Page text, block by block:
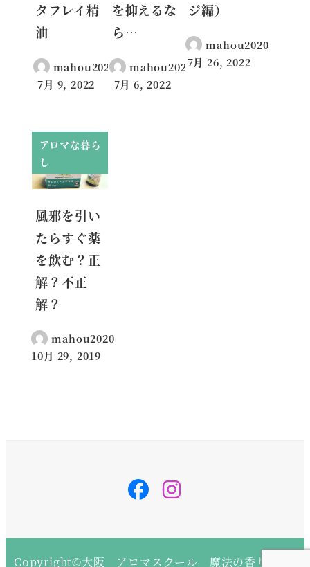
タフレイ精
油
mahou2020
投稿日
7月 9, 2022
を抑えるな
ら…
mahou2020
投稿日
7月 6, 2022
ジ編）
mahou2020
投稿日
7月 26, 2022
アロマな暮ら
し
風邪を引い
たらすぐ薬
を飲む？正
解？不正
解？
mahou2020
投稿日
10月 29, 2019
svg-
inline
–
14 14
Copyright©大阪 アロマスクール 魔法の香り All